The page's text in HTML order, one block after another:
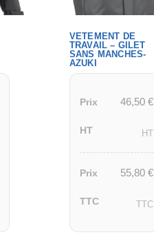
VETEMENT DE
TRAVAIL – GILET
SANS MANCHES-
AZUKI
Prix
HT
46,50 €
HT
Prix
TTC
55,80 €
TTC